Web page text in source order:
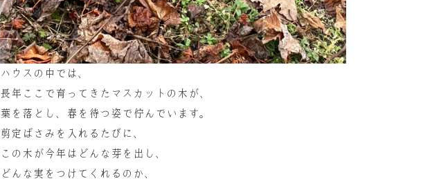
ハウスの中では、
長年ここで育ってきたマスカットの木が、
葉を落とし、春を待つ姿で佇んでいます。
剪定ばさみを入れるたびに、
この木が今年はどんな芽を出し、
どんな実をつけてくれるのか、